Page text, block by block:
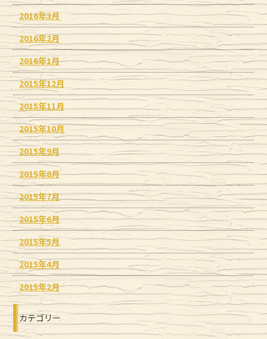
2016年3月
2016年2月
2016年1月
2015年12月
2015年11月
2015年10月
2015年9月
2015年8月
2015年7月
2015年6月
2015年5月
2015年4月
2015年2月
カテゴリー